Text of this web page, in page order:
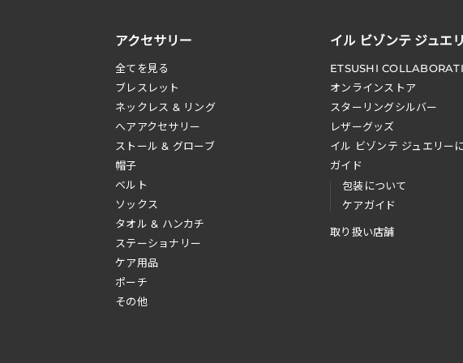
アクセサリー
全てを見る
ブレスレット
ネックレス & リング
へアアクセサリー
ストール & グローブ
帽子
ベルト
ソックス
タオル & ハンカチ
ステーショナリー
ケア用品
ポーチ
その他
イル ビゾンテ ジュエ
ETSUSHI
オンラインストア
スターリングシルバー
レザーグッズ
イル ビゾンテ ジュエリー
ガイド
包装について
ケアガイド
取り扱い店舗